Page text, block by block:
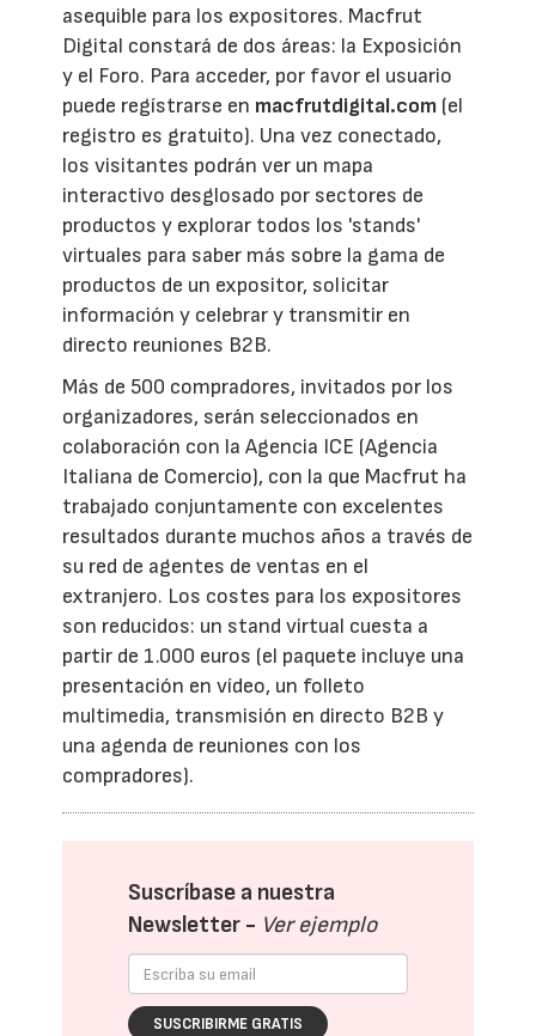
asequible para los expositores. Macfrut
Digital constará de dos áreas: la Exposición
y el Foro. Para acceder, por favor el usuario
puede regístrarse en macfrutdigital.com (el
registro es gratuito). Una vez conectado,
los visitantes podrán ver un mapa
interactivo desglosado por sectores de
productos y explorar todos los 'stands'
virtuales para saber más sobre la gama de
productos de un expositor, solicitar
información y celebrar y transmitir en
directo reuniones B2B.
Más de 500 compradores, invitados por los
organizadores, serán seleccionados en
colaboración con la Agencia ICE (Agencia
Italiana de Comercio), con la que Macfrut ha
trabajado conjuntamente con excelentes
resultados durante muchos años a través de
su red de agentes de ventas en el
extranjero. Los costes para los expositores
son reducidos: un stand virtual cuesta a
partir de 1.000 euros (el paquete incluye una
presentación en vídeo, un folleto
multimedia, transmisión en directo B2B y
una agenda de reuniones con los
compradores).
Suscríbase a nuestra
Newsletter - Ver ejemplo
SUSCRIBIRME GRATIS